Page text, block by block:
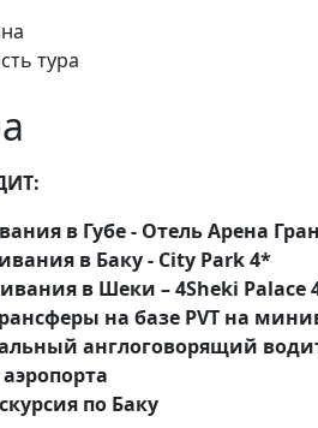
тура
в Губе - Отель Арена
в Баку - City Park 4*
в Шеки – 4Sheki Palace
на базе PVT на
англоговорящий
по Баку